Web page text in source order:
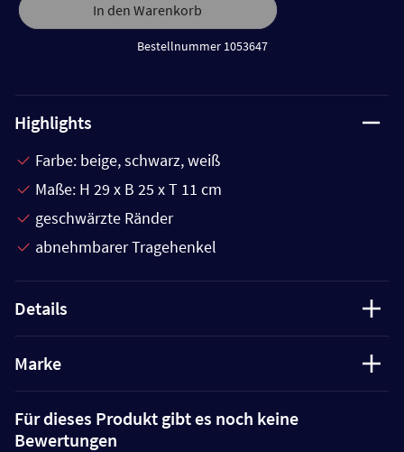
In den Warenkorb
Bestellnummer 1053647
Highlights
Farbe: beige, schwarz, weiß
Maße: H 29 x B 25 x T 11 cm
geschwärzte Ränder
abnehmbarer Tragehenkel
Details
Marke
Für dieses Produkt gibt es noch keine
Bewertungen